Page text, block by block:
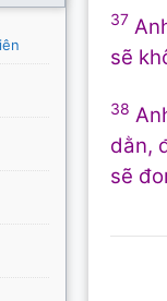
37
sẽ
38
dằn,
sẽ